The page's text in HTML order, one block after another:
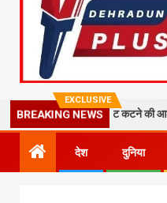
EXCLUSIVE
BREAKING NEWS
ने जताई वोट कटने की आशंका
देश दुनिया